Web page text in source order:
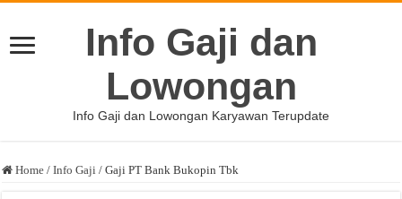
Info Gaji dan
Lowongan
Info Gaji dan Lowongan Karyawan Terupdate
Home / Info Gaji / Gaji PT Bank Bukopin Tbk